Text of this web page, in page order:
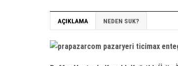
AÇIKLAMA NEDEN SUK?